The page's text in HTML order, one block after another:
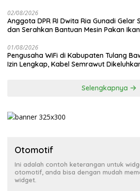
02/08/2026
Anggota DPR RI Dwita Ria Gunadi Gelar
dan Serahkan Bantuan Mesin Pakan
01/08/2026
Pengusaha WiFi di Kabupaten Tulang
Izin Lengkap, Kabel Semrawut
Selengkapnya
Otomotif
Ini adalah contoh keterangan untuk
otomotif, anda bisa dengan mudah
widget.